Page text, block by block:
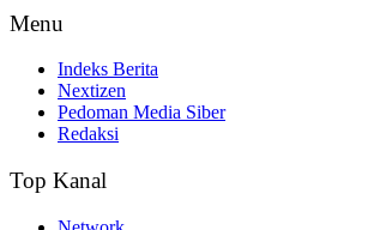
Menu
Indeks Berita
Nextizen
Pedoman Media Siber
Redaksi
Top Kanal